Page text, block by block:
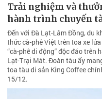
Trải nghiệm và
hành trình chuyến
Đến với Đà Lạt-Lâm Đồng, du
thức cà-phê Việt trên toa xe
“cà-phê di động” độc đáo trên
Lạt-Trại Mát. Đoàn tàu ấy
toa tàu di sản King Coffee
15/12.